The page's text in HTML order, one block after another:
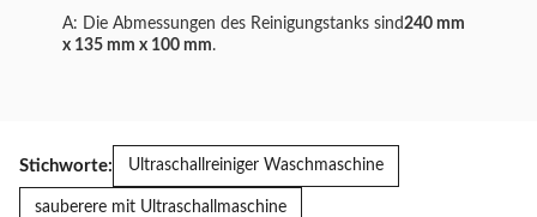
A: Die Abmessungen des Reinigungstanks sind240 mm
x 135 mm x 100 mm.
Stichworte: Ultraschallreiniger Waschmaschine
sauberere mit Ultraschallmaschine